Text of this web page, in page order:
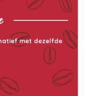
met dezelfde